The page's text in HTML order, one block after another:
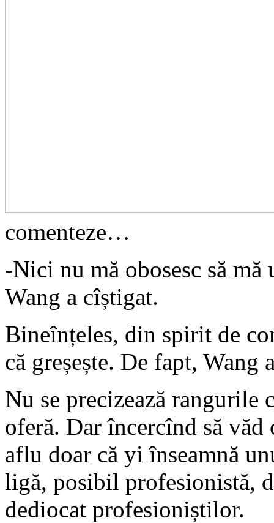
comenteze…
-Nici nu mă obosesc să
Wang a cîștigat.
Bineînțeles, din spirit de
că greșește. De fapt, Wang
Nu se precizează
oferă. Dar încercînd să văd
aflu doar că yi înseamnă
ligă, posibil profesionistă,
dediocat profesioniștilor.